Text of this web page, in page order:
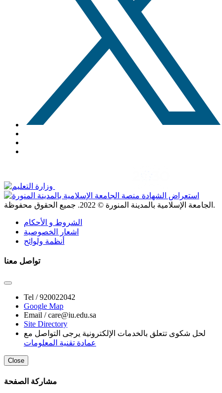
الجامعة الإسلامية بالمدينة المنورة © 2022 . جميع الحقوق محفوظة.
الشروط و الأحكام
اشعار الخصوصية
أنظمة ولوائح
تواصل معنا
Tel /920022042
Google Map
Email /care@iu.edu.sa
Site Directory
لحل شكوى تتعلق بالخدمات الإلكترونية يرجى التواصل مع
عمادة تقنية المعلومات
Close
مشاركة الصفحة